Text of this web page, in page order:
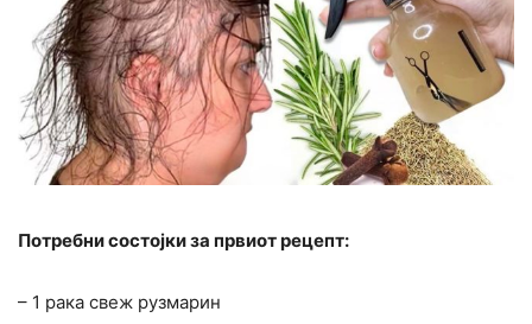
Потребни состојки за првиот рецепт:
– 1 рака свеж рузмарин